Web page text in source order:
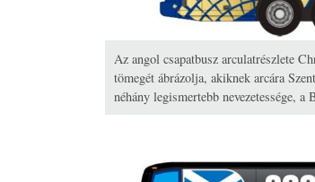
Az angol csapatbusz arculatrészlete
tömegét ábrázolja, akiknek arcára
néhány legismertebb nevezetessége,